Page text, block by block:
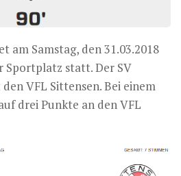
am Samstag, den 31.03.2018
Sportplatz statt. Der SV
VFL Sittensen. Bei einem
drei Punkte an den VFL